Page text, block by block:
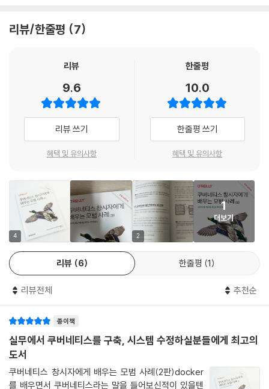
__8.1.1 프레디킷
__8.2.1 파드 어피니티와 안티-어피니티
__8.2.2 노드셀렉터
__8.2.3 테인트와 톨러레이션
_8.3 파드 리소스 관리
__8.3.1 리소스 요청
__8.3.2 리소스 리밋과 파드 QoS
__8.3.3 PodDisruptionBudgets
__8.3.5 리소스쿼터
__8.3.6 리밋레인지
__8.3.7 클러스터 스케일링
__8.3.8 애플리케이션 스케일링
__8.3.9 HPA를 이용한 수평 스케일링
__8.3.10 커스텀 메트릭을 이용한 HPA
__8.3.11 수직 파드 오토스케일러
_8.4 리소스 관리 모범 사례
_9.1 쿠버네티스 네트워킹 원리
_9.2 네트워크 플러그인
__9.2.1 Kubenet
__9.2.2 Kubenet 모범 사례
했음을 확신합니다. 쿠버네티스 생태계는 무궁무진한 조합과 구성이 가능
티스 사용자에게 필독서로 자신 있게 추천합니다.
- 전현준 (OneLineAI)
이 책은 쿠버네티스의 운용, 배포, 관리에 관한 모범 사례를 포괄적으로 다
루고 있습니다. 쿠버네티스를 처음 접하는 독자에게는 일부 용어나 개념이
다소 생소할 수 있지만, 4명의 저자가 각기 다른 관점에서 쿠버네티스 운
자 하는 독자들에게 큰 가치를 제공할 것입니다. 특히 초판과 비교해 최근
주목받고 있는 보안과 카오스 테스팅 관련 내용이 추가되어, 이 분야의 지
식을 실무에 적용하고자 한다면 매우 유용할 것입니다.
- 강찬석 (LG 전자)
이 책은 쿠버네티스 운영 과정에서 발생하는 다양한 궁금증과 고민에 대한
해답을 제시합니다. 특히 이번 2판에서는 실무자들이 궁금해하던 운영 방
법의 모범 사례를 더욱 상세히 다루고 있습니다. 1판에서 간략히 소개되었
게 추가된 내용들은 쿠버네티스를 도입하기 시작한 조직에게 올바른 운영
든 이에게 이 책을 강력히 추천합니다.
- 이병호 (뉴넥스)
리뷰/한줄평 7
리뷰
9.6
리뷰 쓰기
혜택 및 유의사항
한줄평
10.0
한줄평 쓰기
혜택 및 유의사항
4 2
1
더보기
리뷰 6 한줄평 1
리뷰전체 추천순
종이책
실무에서 쿠버네티스를 구축, 시스템 수정하실분들에게 최고의
도서
쿠버네티스 창시자에게 배우는 모범 사례(2판)docker
를 배우면서 쿠버네티스라는 말을 들어보신적이 있을텐